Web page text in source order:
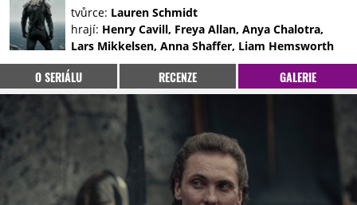
NOVINKY
TÉMATA
RECENZE
EPIZODY
KULT
TRAILERY
GALERIE
DISKUZE
STATISTIKY
TIRÁŽ
tvůrce: Lauren Schmidt
hrají: Henry Cavill, Freya Allan, Anya Chalotra,
Lars Mikkelsen, Anna Shaffer, Liam Hemsworth
O SERIÁLU RECENZE GALERIE